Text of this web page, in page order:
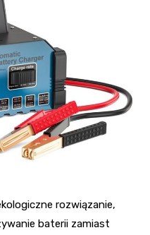
rozwiązanie,
baterii zamiast